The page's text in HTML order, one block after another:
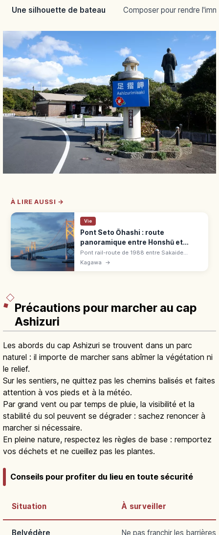
Une silhouette de bateau Composer pour rendre
À LIRE AUSSI →
Vie
Pont Seto Ōhashi : route
panoramique entre Honshū et
Shikoku
Pont rail-route de 1988 entre Sakaide
(Kagawa) et Kurashiki (Okayama) : aire de
Yoshima, JR Marine Liner, illuminations, tour
Kagawa →
Précautions pour marcher au cap
Ashizuri
Les abords du cap Ashizuri se trouvent dans un parc
naturel : il importe de marcher sans abîmer la végétation ni
le relief.
Sur les sentiers, ne quittez pas les chemins balisés et faites
attention à vos pieds et à la météo.
Par grand vent ou par temps de pluie, la visibilité et la
stabilité du sol peuvent se dégrader : sachez renoncer à
marcher si nécessaire.
En pleine nature, respectez les règles de base : remportez
vos déchets et ne cueillez pas les plantes.
Conseils pour profiter du lieu en toute sécurité
Situation À surveiller
Belvédère Ne pas franchir les barrières